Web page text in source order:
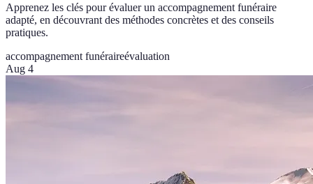
Apprenez les clés pour évaluer un accompagnement funéraire
adapté, en découvrant des méthodes concrètes et des conseils
pratiques.
accompagnement funéraireévaluation
Aug 4